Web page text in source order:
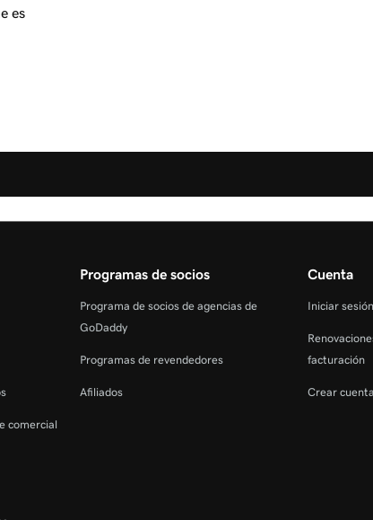
es
comercial
Programas de socios
Programa de socios de agencias de
GoDaddy
Programas de revendedores
Afiliados
Cuenta
Iniciar
facturación
Crear cuenta